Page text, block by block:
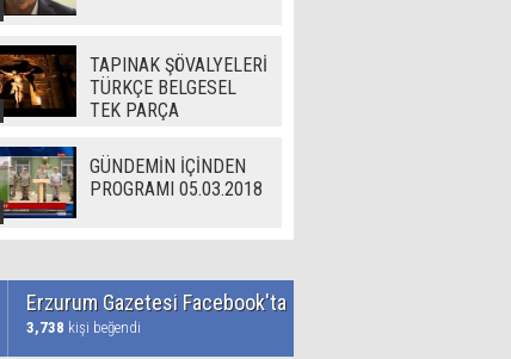
TAPINAK ŞÖVALYELERİ
TÜRKÇE BELGESEL
TEK PARÇA
GÜNDEMİN İÇİNDEN
PROGRAMI 05.03.2018
Erzurum Gazetesi Facebook'ta
3,738 kişi beğendi